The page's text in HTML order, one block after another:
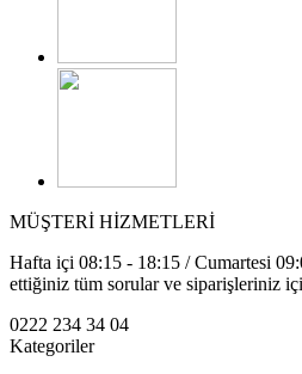
MÜŞTERİ HİZMETLERİ
Hafta içi 08:15 - 18:15 / Cumartesi
ettiğiniz tüm sorular ve siparişleriniz
0222 234 34 04
Kategoriler